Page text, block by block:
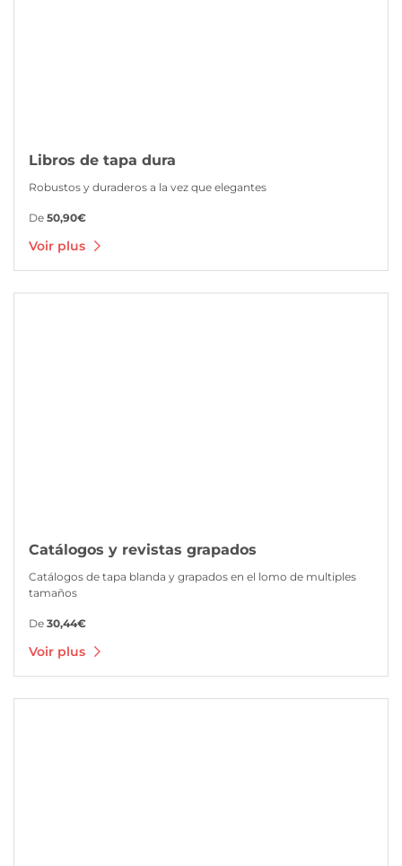
Libros de tapa dura
Robustos y duraderos a la vez que elegantes
De 50,90€
Voir plus
Catálogos y revistas grapados
Catálogos de tapa blanda y grapados en el lomo de multiples
tamaños
De 30,44€
Voir plus